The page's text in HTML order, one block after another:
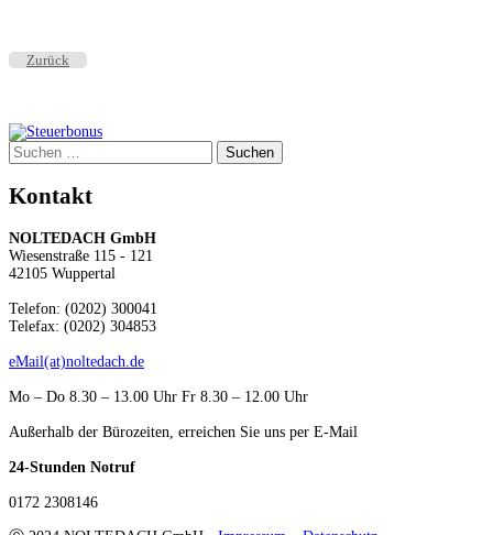
Zurück
Dächer, Fasaden und mehr…
Suchen
nach:
Kontakt
NOLTEDACH GmbH
Wiesenstraße 115 - 121
42105 Wuppertal
Telefon: (0202) 300041
Telefax: (0202) 304853
eMail(at)noltedach.de
Mo – Do 8.30 – 13.00 Uhr Fr 8.30 – 12.00 Uhr
Außerhalb der Bürozeiten, erreichen Sie uns per E-Mail
24-Stunden Notruf
0172 2308146